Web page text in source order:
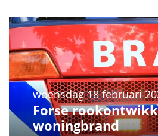
woensdag 18 februari
Forse
woningbrand